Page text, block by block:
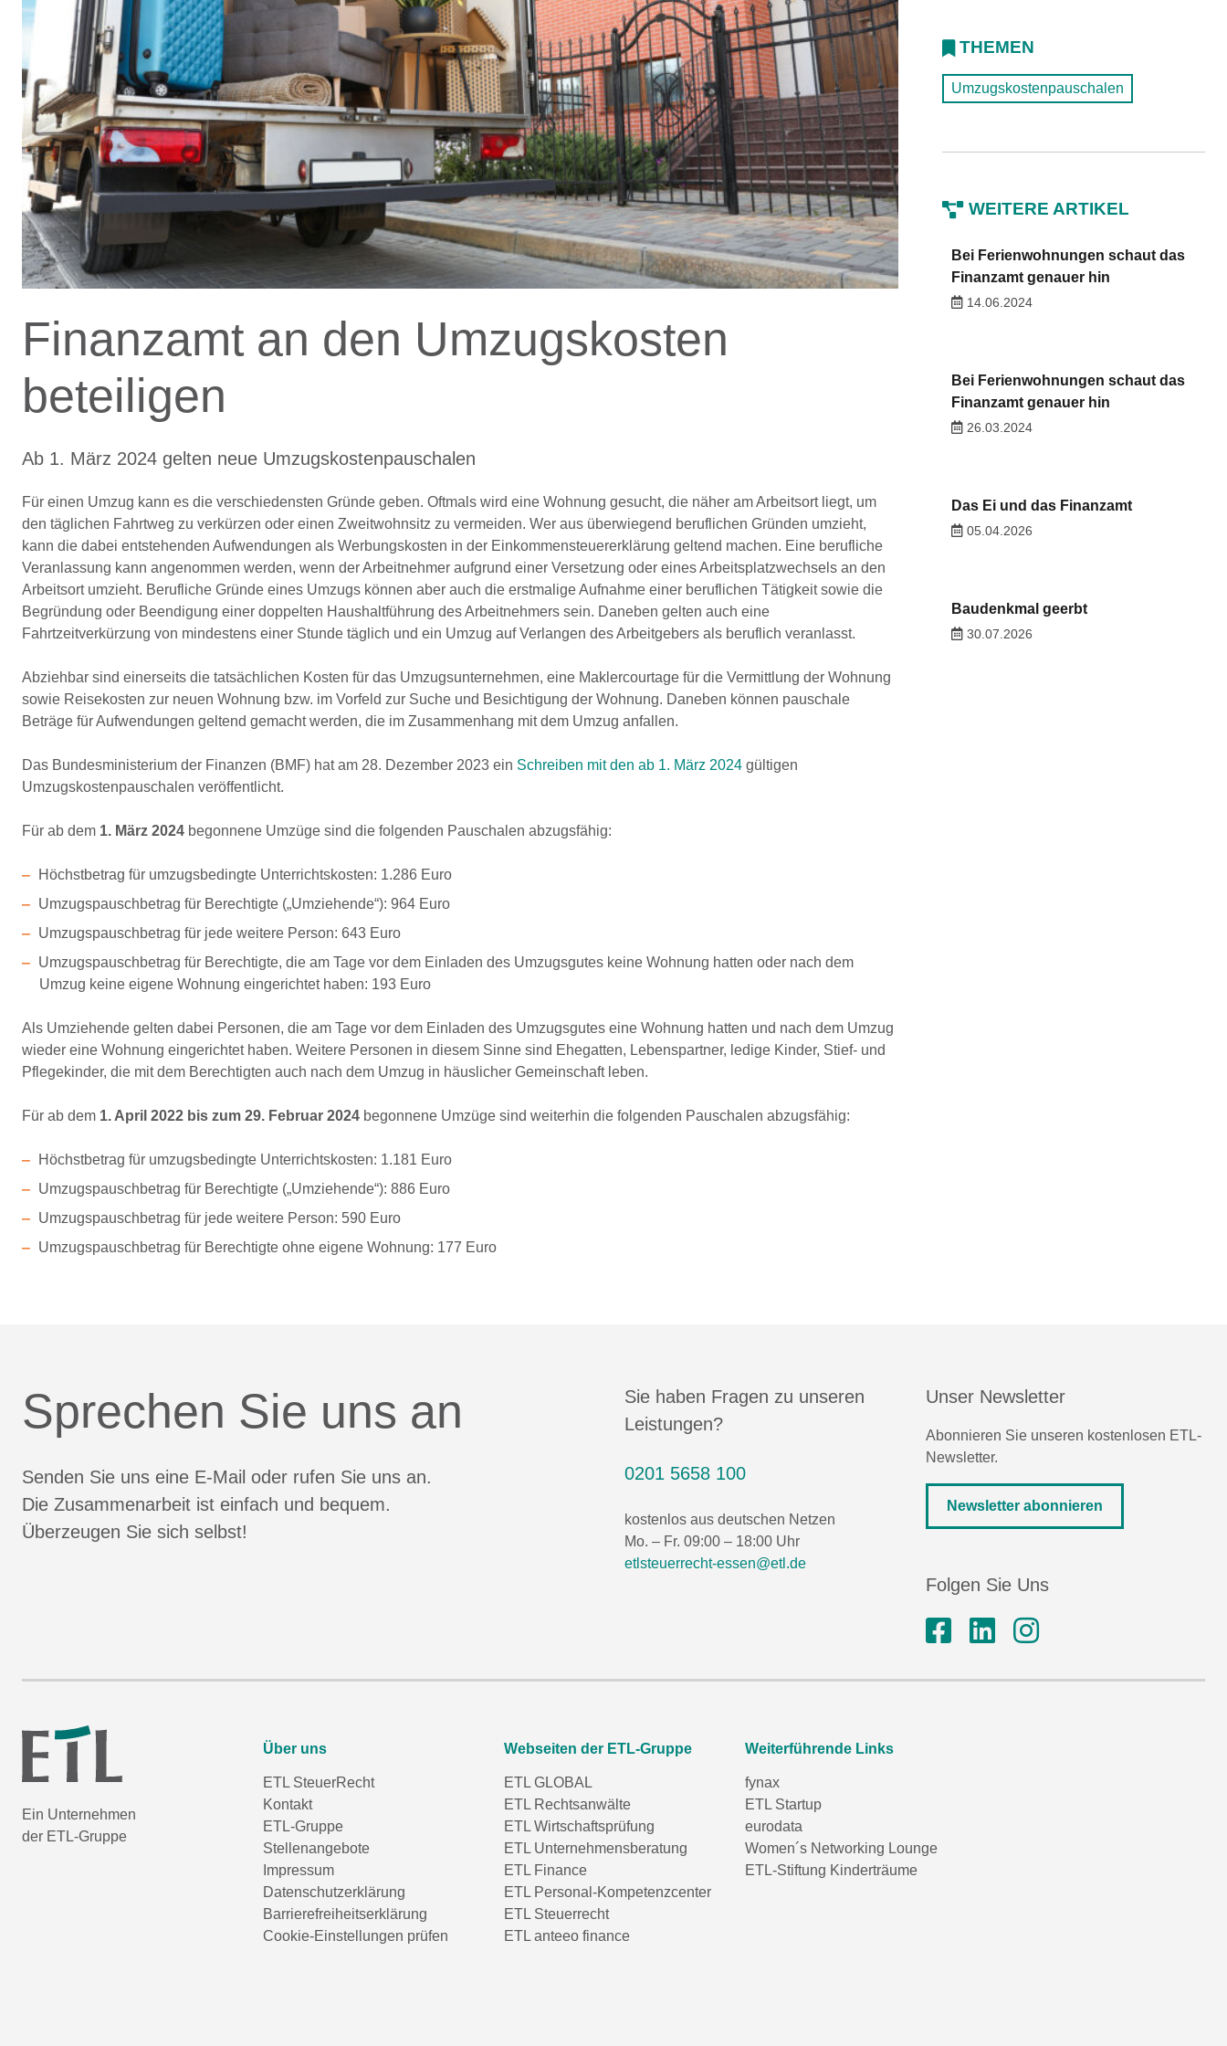
Finanzamt an den Umzugskosten
beteiligen
Ab 1. März 2024 gelten neue Umzugskostenpauschalen
Für einen Umzug kann es die verschiedensten Gründe geben. Oftmals wird eine Wohnung gesucht, die näher am Arbeitsort liegt, um
den täglichen Fahrtweg zu verkürzen oder einen Zweitwohnsitz zu vermeiden. Wer aus überwiegend beruflichen Gründen umzieht,
kann die dabei entstehenden Aufwendungen als Werbungskosten in der Einkommensteuererklärung geltend machen. Eine berufliche
Veranlassung kann angenommen werden, wenn der Arbeitnehmer aufgrund einer Versetzung oder eines Arbeitsplatzwechsels an den
Arbeitsort umzieht. Berufliche Gründe eines Umzugs können aber auch die erstmalige Aufnahme einer beruflichen Tätigkeit sowie die
Begründung oder Beendigung einer doppelten Haushaltführung des Arbeitnehmers sein. Daneben gelten auch eine
Fahrtzeitverkürzung von mindestens einer Stunde täglich und ein Umzug auf Verlangen des Arbeitgebers als beruflich veranlasst.
Abziehbar sind einerseits die tatsächlichen Kosten für das Umzugsunternehmen, eine Maklercourtage für die Vermittlung der Wohnung
sowie Reisekosten zur neuen Wohnung bzw. im Vorfeld zur Suche und Besichtigung der Wohnung. Daneben können pauschale
Beträge für Aufwendungen geltend gemacht werden, die im Zusammenhang mit dem Umzug anfallen.
Das Bundesministerium der Finanzen (BMF) hat am 28. Dezember 2023 ein Schreiben mit den ab 1. März 2024 gültigen
Umzugskostenpauschalen veröffentlicht.
Für ab dem 1. März 2024 begonnene Umzüge sind die folgenden Pauschalen abzugsfähig:
Höchstbetrag für umzugsbedingte Unterrichtskosten: 1.286 Euro
Umzugspauschbetrag für Berechtigte („Umziehende“): 964 Euro
Umzugspauschbetrag für jede weitere Person: 643 Euro
Umzugspauschbetrag für Berechtigte, die am Tage vor dem Einladen des Umzugsgutes keine Wohnung hatten oder nach dem
Umzug keine eigene Wohnung eingerichtet haben: 193 Euro
Als Umziehende gelten dabei Personen, die am Tage vor dem Einladen des Umzugsgutes eine Wohnung hatten und nach dem Umzug
wieder eine Wohnung eingerichtet haben. Weitere Personen in diesem Sinne sind Ehegatten, Lebenspartner, ledige Kinder, Stief- und
Pflegekinder, die mit dem Berechtigten auch nach dem Umzug in häuslicher Gemeinschaft leben.
Für ab dem 1. April 2022 bis zum 29. Februar 2024 begonnene Umzüge sind weiterhin die folgenden Pauschalen abzugsfähig:
Höchstbetrag für umzugsbedingte Unterrichtskosten: 1.181 Euro
Umzugspauschbetrag für Berechtigte („Umziehende“): 886 Euro
Umzugspauschbetrag für jede weitere Person: 590 Euro
Umzugspauschbetrag für Berechtigte ohne eigene Wohnung: 177 Euro
THEMEN
Umzugskostenpauschalen
WEITERE ARTIKEL
Bei Ferienwohnungen schaut das
Finanzamt genauer hin
14.06.2024
Bei Ferienwohnungen schaut das
Finanzamt genauer hin
26.03.2024
Das Ei und das Finanzamt
05.04.2026
Baudenkmal geerbt
30.07.2026
Sprechen Sie uns an
Senden Sie uns eine E-Mail oder rufen Sie uns an.
Die Zusammenarbeit ist einfach und bequem.
Überzeugen Sie sich selbst!
Sie haben Fragen zu unseren
Leistungen?
0201 5658 100
kostenlos aus deutschen Netzen
Mo. – Fr. 09:00 – 18:00 Uhr
etlsteuerrecht-essen@etl.de
Unser Newsletter
Abonnieren Sie unseren kostenlosen ETL-
Newsletter.
Newsletter abonnieren
Folgen Sie Uns
Ein Unternehmen
der ETL-Gruppe
Über uns
ETL SteuerRecht
Kontakt
ETL-Gruppe
Stellenangebote
Impressum
Datenschutzerklärung
Barrierefreiheitserklärung
Cookie-Einstellungen prüfen
Webseiten der ETL-Gruppe
ETL GLOBAL
ETL Rechtsanwälte
ETL Wirtschaftsprüfung
ETL Unternehmensberatung
ETL Finance
ETL Personal-Kompetenzcenter
ETL Steuerrecht
ETL anteeo finance
Weiterführende Links
fynax
ETL Startup
eurodata
Women´s Networking Lounge
ETL-Stiftung Kinderträume